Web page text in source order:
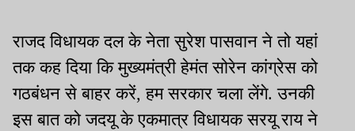
राजद विधायक दल के नेता सुरेश पासवान ने तो यहां
तक कह दिया कि मुख्यमंत्री हेमंत सोरेन कांग्रेस को
गठबंधन से बाहर करें, हम सरकार चला लेंगे. उनकी
इस बात को जदयू के एकमात्र विधायक सरयू राय ने